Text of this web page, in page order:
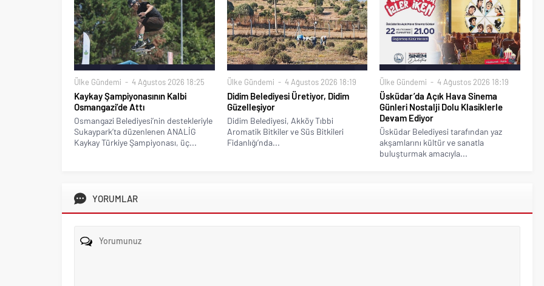
Ülke Gündemi 4 Ağustos 2026 18:25
Kaykay Şampiyonasının Kalbi
Osmangazi’de Attı
Osmangazi Belediyesi’nin destekleriyle
Sukaypark’ta düzenlenen ANALİG
Kaykay Türkiye Şampiyonası, üç...
Ülke Gündemi 4 Ağustos 2026 18:19
Didim Belediyesi Üretiyor, Didim
Güzelleşiyor
Didim Belediyesi, Akköy Tıbbi
Aromatik Bitkiler ve Süs Bitkileri
Fidanlığı’nda...
Ülke Gündemi 4 Ağustos 2026 18:19
Üsküdar’da Açık Hava Sinema
Günleri Nostalji Dolu Klasiklerle
Devam Ediyor
Üsküdar Belediyesi tarafından yaz
akşamlarını kültür ve sanatla
buluşturmak amacıyla...
YORUMLAR